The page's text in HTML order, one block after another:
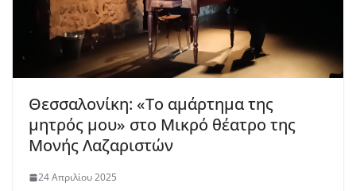
Θεσσαλονίκη: «Το αμάρτημα της
μητρός μου» στο Μικρό θέατρο της
Μονής Λαζαριστών
24 Απριλίου 2025